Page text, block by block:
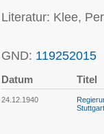
Literatur: Klee,
GND: 119252015
Datum Titel
24.12.1940